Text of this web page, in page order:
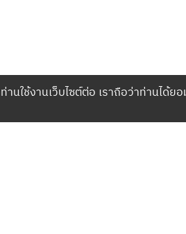
นใช้งานเว็บไซต์ต่อ เราถือว่าท่านได้ย